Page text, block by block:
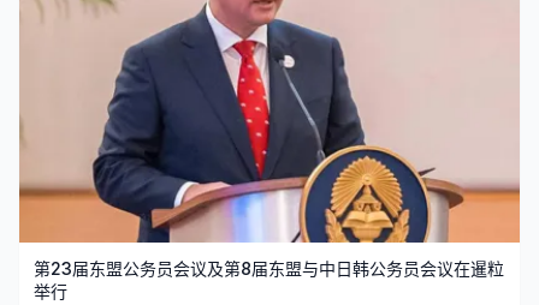
第23届东盟公务员会议及第8届东盟与中日韩公务员会议在暹粒
举行